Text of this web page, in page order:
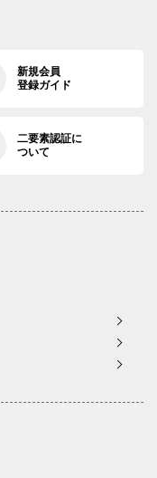
新規会員
登録ガイド
二要素認証に
ついて